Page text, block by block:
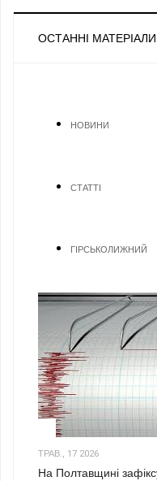
ОСТАННІ МАТЕРІАЛИ
НОВИНИ
СТАТТІ
ГІРСЬКОЛИЖНИЙ
ТРАВ., 17 2026
На Полтавщині